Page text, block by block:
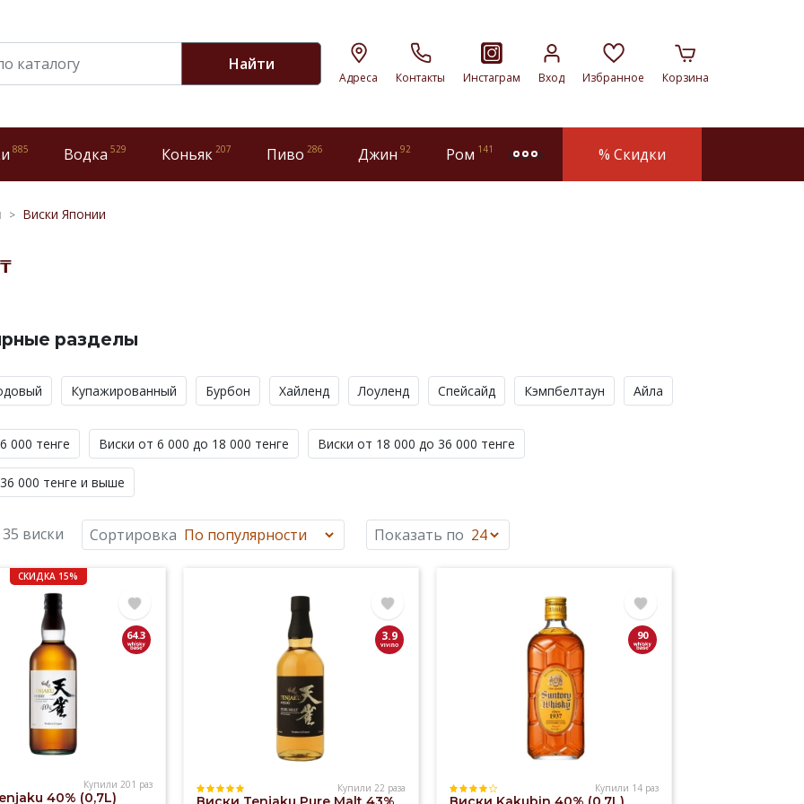
Найти
Адреса Контакты Инстаграм Вход Избранное Корзина
885 Водка 529 Коньяк 207 Пиво 286 Джин 92 Ром 141 more % Скидки
Виски Японии
разделы
Купажированный Бурбон Хайленд Лоуленд Спейсайд Кэмпбелтаун Айла
000 тенге Виски от 6 000 до 18 000 тенге Виски от 18 000 до 36 000 тенге
000 тенге и выше
виски Сортировка Показать по
СКИДКА 15%
64.3
Купили 201 раз
40% (0,7L)
3.9
Купили 22 раза
90
Купили 14 раз